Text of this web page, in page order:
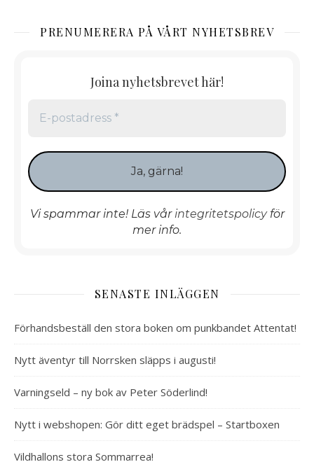
PRENUMERERA PÅ VÅRT NYHETSBREV
Joina nyhetsbrevet här!
Vi spammar inte! Läs vårintegritetspolicyför
mer info.
SENASTE INLÄGGEN
Förhandsbeställ den stora boken om punkbandet Attentat!
Nytt äventyr till Norrsken släpps i augusti!
Varningseld – ny bok av Peter Söderlind!
Nytt i webshopen: Gör ditt eget brädspel – Startboxen
Vildhallons stora Sommarrea!